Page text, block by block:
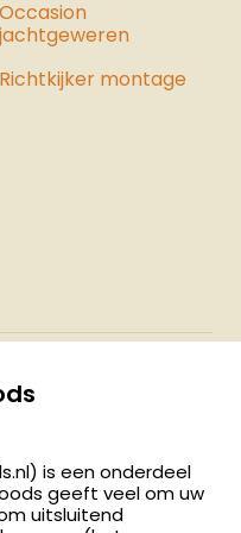
Occasion
jachtgeweren
Richtkijker montage
is een onderdeel
geeft veel om uw
uitsluitend